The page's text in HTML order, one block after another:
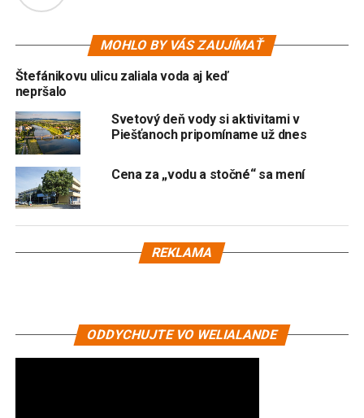
MOHLO BY VÁS ZAUJÍMAŤ
Štefánikovu ulicu zaliala voda aj keď
nepršalo
Svetový deň vody si aktivitami v
Piešťanoch pripomíname už dnes
Cena za „vodu a stočné“ sa mení
REKLAMA
ODDYCHUJTE VO WELIALANDE